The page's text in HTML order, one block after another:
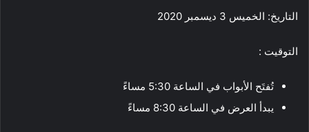
التاريخ: الخميس 3 ديسمبر 2020
التوقيت :
تُفتَح الأبواب في الساعة 5:30 مساءً
يبدأ العرض في الساعة 8:30 مساءً